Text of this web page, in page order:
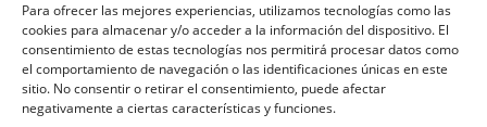
Para ofrecer las mejores experiencias, utilizamos tecnologías como las
cookies para almacenar y/o acceder a la información del dispositivo. El
consentimiento de estas tecnologías nos permitirá procesar datos como
el comportamiento de navegación o las identificaciones únicas en este
sitio. No consentir o retirar el consentimiento, puede afectar
negativamente a ciertas características y funciones.
Feb 25, 2024
Ciclo Teatro Amateur 2024
Jueves,21 de marzo de 2024, a las 20:00 horas en la
Aula de Cultura de la Fundación Mediterráneo,